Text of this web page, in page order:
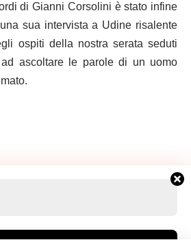
di Gianni Corsolini è stato infine
sua intervista a Udine risalente
ospiti della nostra serata seduti
ascoltare le parole di un uomo